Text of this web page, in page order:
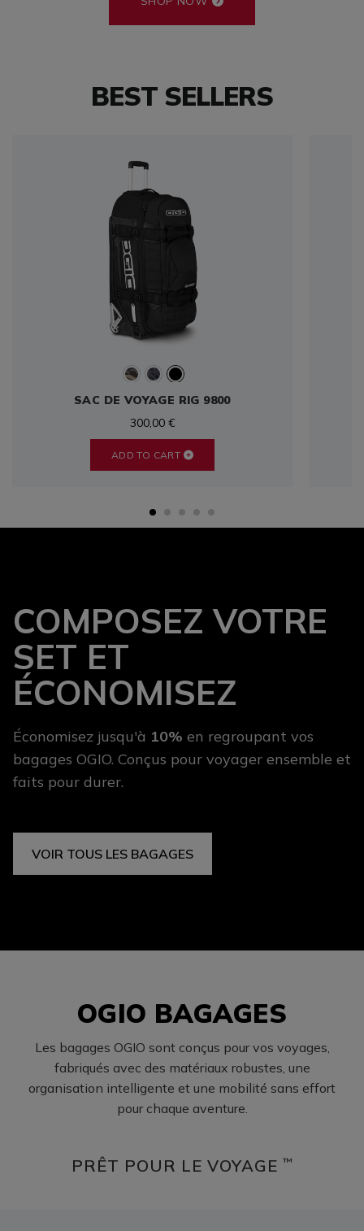
BEST SELLERS
SAC DE VOYAGE RIG 9800
300,00 €
ADD TO CART
COMPOSEZ VOTRE
SET ET
ÉCONOMISEZ
Économisez jusqu'à 10% en regroupant vos
bagages OGIO. Conçus pour voyager ensemble et
faits pour durer.
VOIR TOUS LES BAGAGES
OGIO BAGAGES
Les bagages OGIO sont conçus pour vos voyages,
fabriqués avec des matériaux robustes, une
organisation intelligente et une mobilité sans effort
pour chaque aventure.
PRÊT POUR LE VOYAGE ™